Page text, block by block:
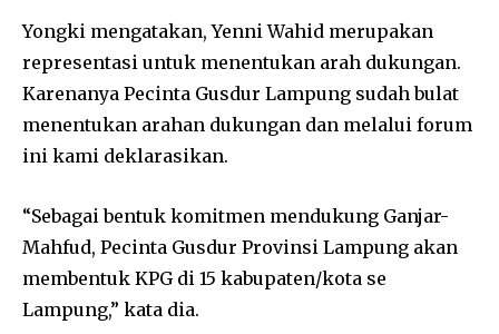
Yongki mengatakan, Yenni Wahid merupakan
representasi untuk menentukan arah dukungan.
Karenanya Pecinta Gusdur Lampung sudah bulat
menentukan arahan dukungan dan melalui forum
ini kami deklarasikan.
“Sebagai bentuk komitmen mendukung Ganjar-
Mahfud, Pecinta Gusdur Provinsi Lampung akan
membentuk KPG di 15 kabupaten/kota se
Lampung,” kata dia.